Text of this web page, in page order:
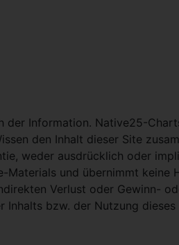
der Information. Native25-
den Inhalt dieser Site
weder ausdrücklich oder
Materials und übernimmt keine
Verlust oder Gewinn-
Inhalts bzw. der Nutzung